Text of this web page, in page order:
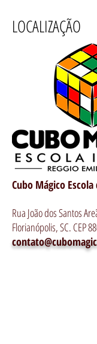
LOCALIZAÇÃO
Cubo Mágico
Rua João dos Santos
Florianópolis, SC. CEP